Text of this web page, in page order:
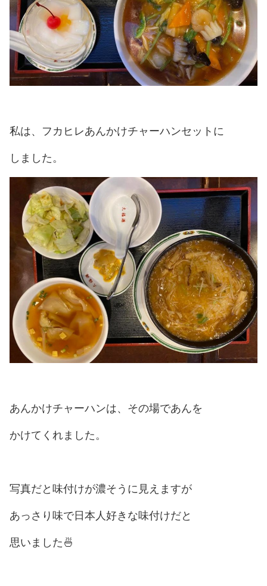
私は、フカヒレあんかけチャーハンセットに
しました。
あんかけチャーハンは、その場であんを
かけてくれました。
写真だと味付けが濃そうに見えますが
あっさり味で日本人好きな味付けだと
思いました 🍜